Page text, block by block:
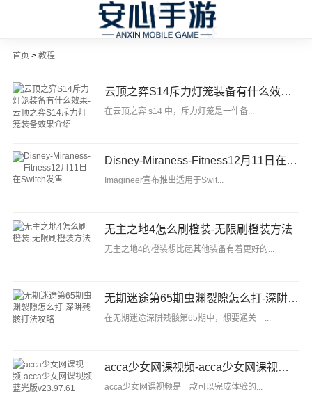
首页 > 教程
云顶之弈S14斥力灯笼装备有什么效果-云顶之弈S14斥力灯笼装备效果介绍
在云顶之弈 s14 中，斥力灯笼是一件备...
Disney-Miraness-Fitness12月11日在Switch发售
Imagineer宣布推出适用于Swit...
无主之地4怎么刷橙装-无限刷橙装方法
无主之地4的橙装想比起其他装备有着更好的...
无期迷途第65期虫渊裂隙怎么打-深阱残骸打法攻略
在无期迷途深阱残骸第65期中，想要通关一...
acca少女网课视频-acca少女网课视频蓝光版v23.97.61
acca少女网课视频是一款可以完成体验的...